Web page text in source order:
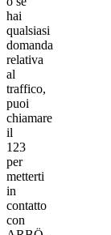
hai
qualsiasi
domanda
relativa
al
traffico,
puoi
chiamare
il
123
per
metterti
in
contatto
con